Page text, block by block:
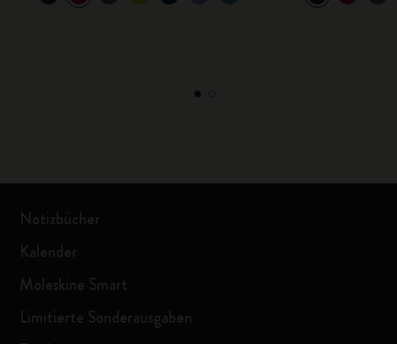
Notizbücher
Kalender
Moleskine Smart
Limitierte Sonderausgaben